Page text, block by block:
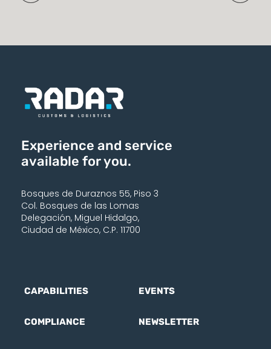
Experience and service
available for you.
Bosques de Duraznos 55, Piso 3
Col. Bosques de las Lomas
Delegación, Miguel Hidalgo,
Ciudad de México, C.P. 11700
CAPABILITIES
COMPLIANCE
EVENTS
NEWSLETTER